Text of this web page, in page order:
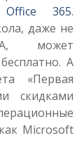
Office 365.
даже не
может
бесплатно. А
«Первая
скидками
Microsoft